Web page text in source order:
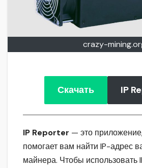
crazy-
Скачать IP
IP Reporter — это
помогает вам найти IP-адрес
майнера. Чтобы использовать